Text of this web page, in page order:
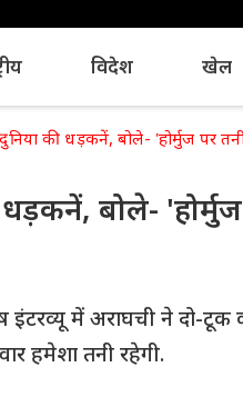
विदेश खेल
की धड़कनें, बोले- 'होर्मुज पर
बोले-
में अराघची ने दो-टूक
हमेशा तनी रहेगी.